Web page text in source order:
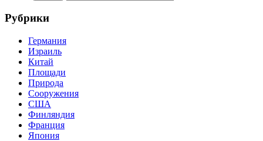
Рубрики
Германия
Израиль
Китай
Площади
Природа
Сооружения
США
Финляндия
Франция
Япония